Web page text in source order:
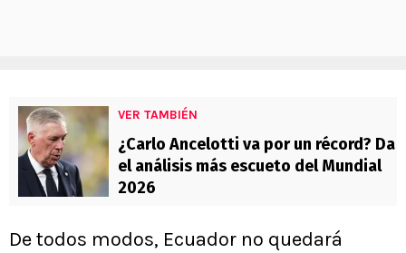
VER TAMBIÉN
¿Carlo Ancelotti va por un récord? Da
el análisis más escueto del Mundial
2026
De todos modos, Ecuador no quedará